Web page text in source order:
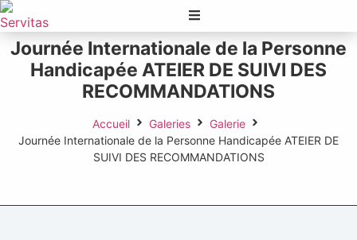
Journée Internationale de la Personne
Handicapée ATEIER DE SUIVI DES
RECOMMANDATIONS
Accueil Galeries
Galerie
Journée Internationale de la Personne Handicapée ATEIER DE
SUIVI DES RECOMMANDATIONS